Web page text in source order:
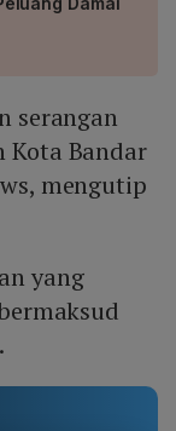
serangan
Kota Bandar
mengutip
yang